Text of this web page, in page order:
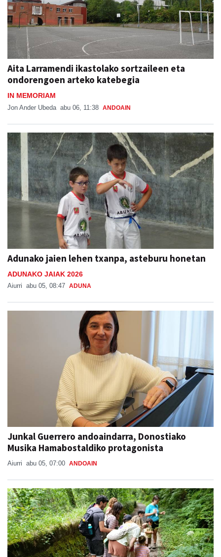
Aita Larramendi ikastolako sortzaileen eta
ondorengoen arteko katebegia
IN MEMORIAM
Jon Ander Ubeda abu 06, 11:38 ANDOAIN
Adunako jaien lehen txanpa, asteburu honetan
ADUNAKO JAIAK 2026
Aiurri abu 05, 08:47 ADUNA
Junkal Guerrero andoaindarra, Donostiako
Musika Hamabostaldiko protagonista
Aiurri abu 05, 07:00 ANDOAIN